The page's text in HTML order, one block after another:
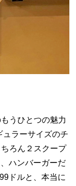
うひとつの魅力
ュラーサイズのチ
ろん２スクープ
ハンバーガーだ
ドルと、本当に